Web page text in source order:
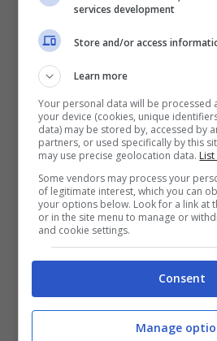
un po’ di fantasia è
anche qui nella nostra
precisamente?
services development
Store and/or access
Learn more
Your personal data will be
your device (cookies, unique
data) may be stored by, accessed by
partners, or used specifically by this
may use precise geolocation data.
Some vendors may process your
of legitimate interest, which you can
your options below. Look for a link at
or in the site menu to manage or
and cookie settings.
Consent
Manage